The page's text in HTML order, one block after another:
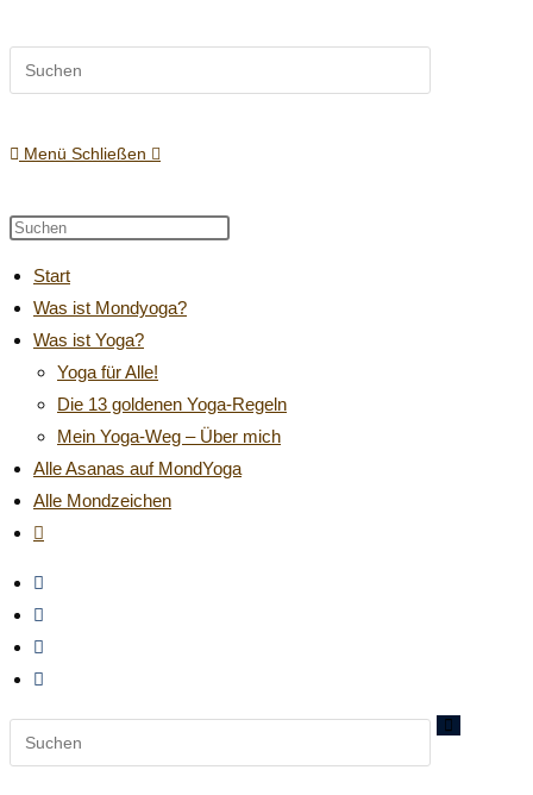
Suche
Website
durchsuchen
Menü Schließen
Diese
durchsuchen
panel.
Start
Was ist Mondyoga?
Was ist Yoga?
Yoga für Alle!
Die 13 goldenen Yoga-Regeln
Mein Yoga-Weg – Über mich
Alle Asanas auf MondYoga
Alle Mondzeichen
Website-
umschalten
Website
durchsuchen